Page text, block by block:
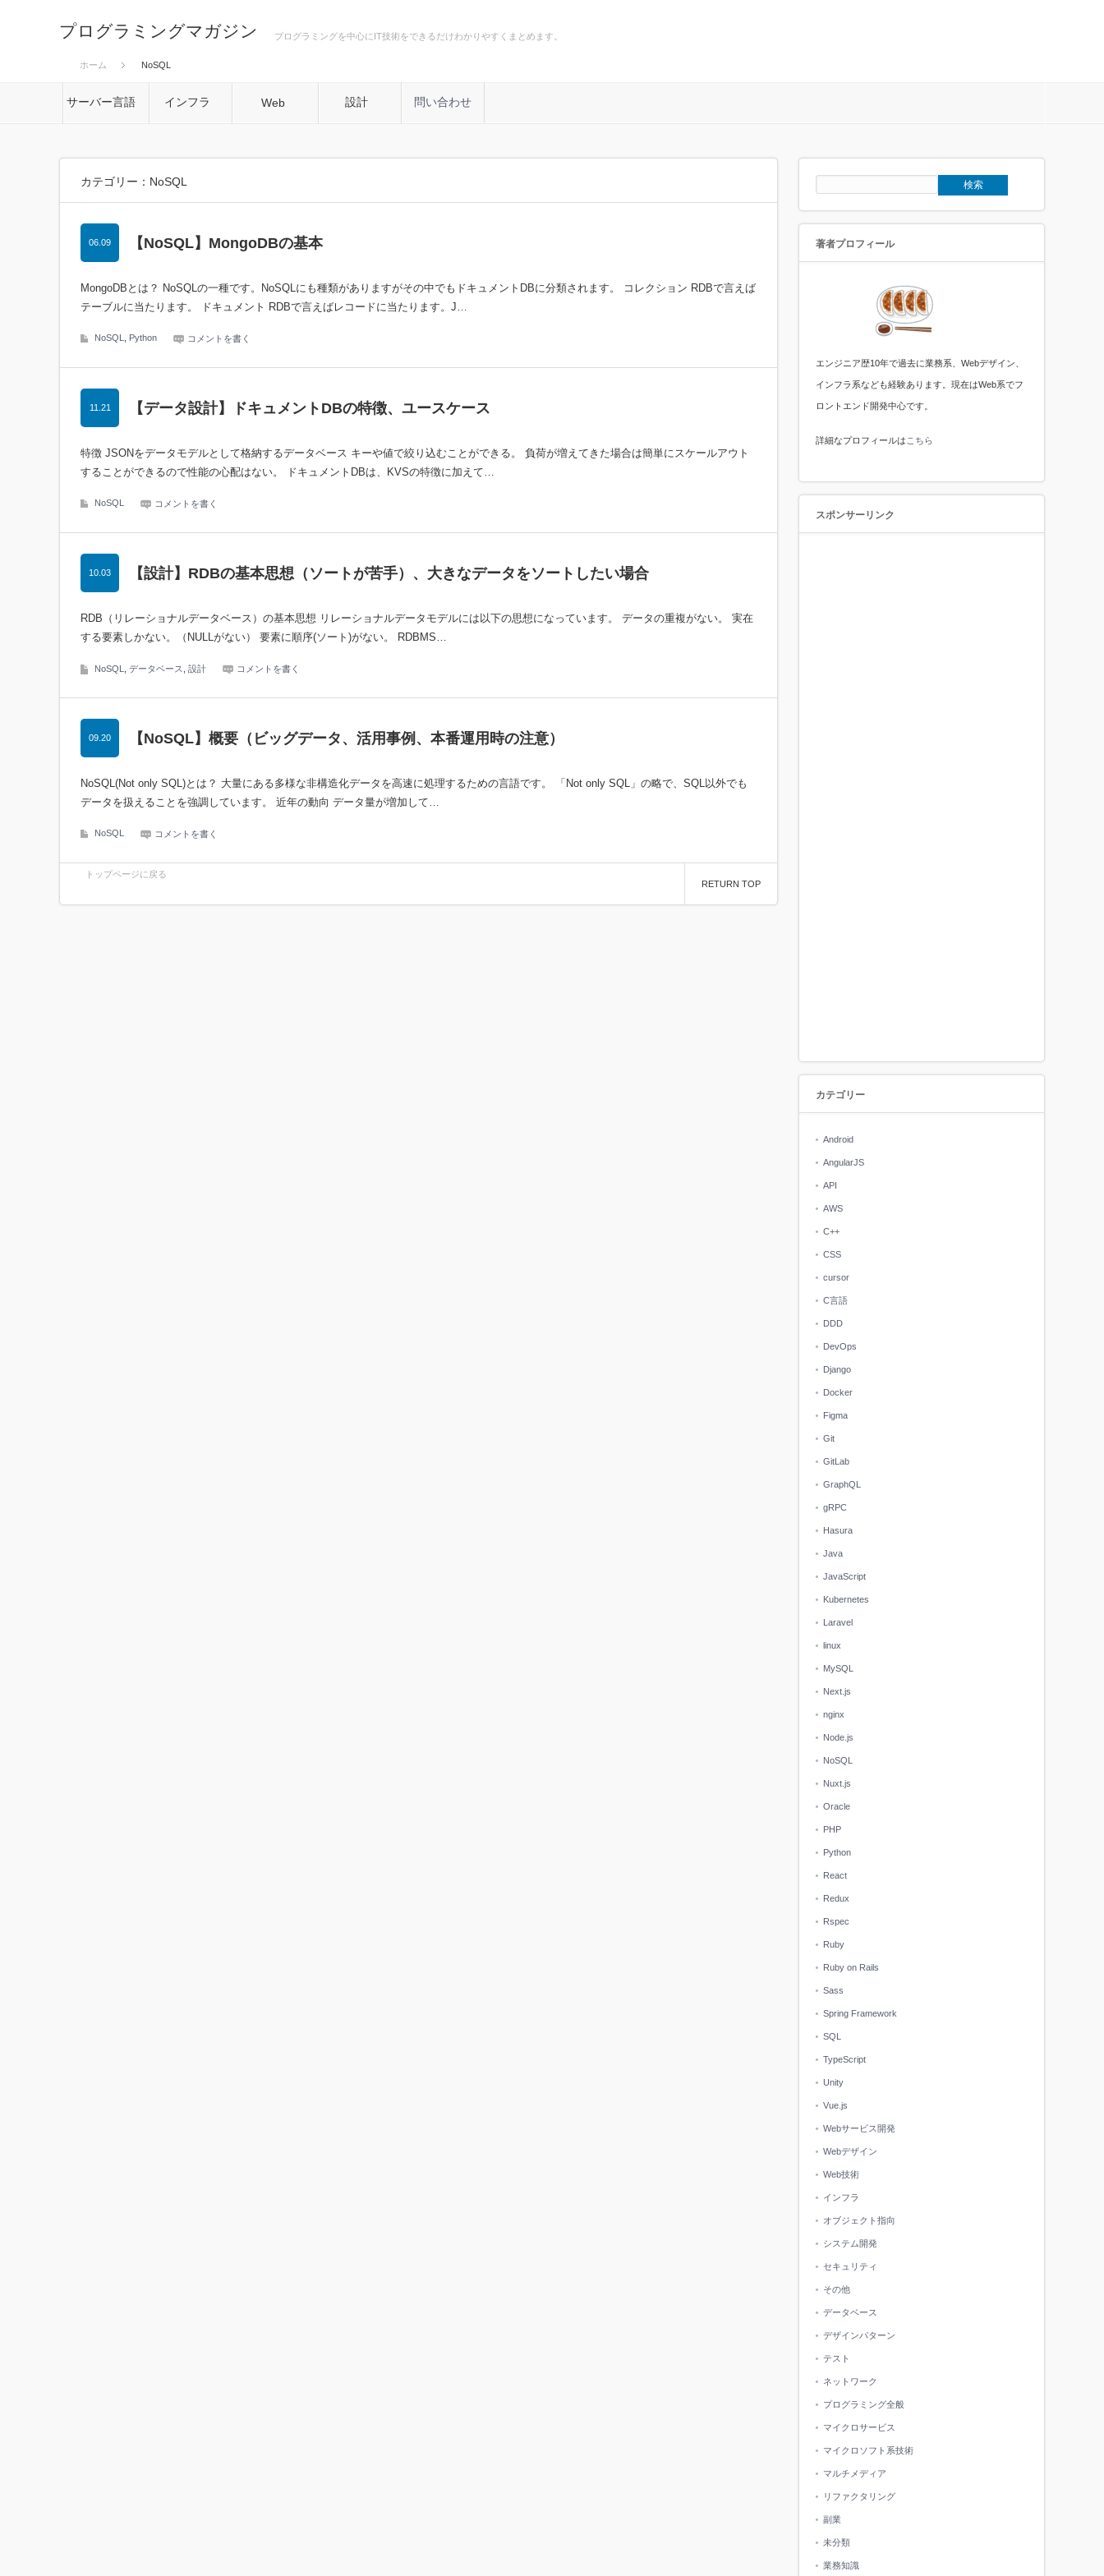
プログラミングマガジン プログラミングを中心にIT技術をできるだけわかりやすくまとめます。
ホーム NoSQL
サーバー言語 インフラ Web 設計 問い合わせ
カテゴリー：NoSQL
06.09 【NoSQL】MongoDBの基本
MongoDBとは？ NoSQLの一種です。NoSQLにも種類がありますがその中でもドキュメントDBに分類されます。 コレクション RDBで言えば
テーブルに当たります。 ドキュメント RDBで言えばレコードに当たります。J…
NoSQL Python コメントを書く
11.21 【データ設計】ドキュメントDBの特徴、ユースケース
特徴 JSONをデータモデルとして格納するデータベース キーや値で絞り込むことができる。 負荷が増えてきた場合は簡単にスケールアウト
することができるので性能の心配はない。 ドキュメントDBは、KVSの特徴に加えて…
NoSQL コメントを書く
10.03 【設計】RDBの基本思想（ソートが苦手）、大きなデータをソートしたい場合
RDB（リレーショナルデータベース）の基本思想 リレーショナルデータモデルには以下の思想になっています。 データの重複がない。 実在
する要素しかない。（NULLがない） 要素に順序(ソート)がない。 RDBMS…
NoSQL データベース 設計 コメントを書く
09.20 【NoSQL】概要（ビッグデータ、活用事例、本番運用時の注意）
NoSQL(Not only SQL)とは？ 大量にある多様な非構造化データを高速に処理するための言語です。 「Not only SQL」の略で、SQL以外でも
データを扱えることを強調しています。 近年の動向 データ量が増加して…
NoSQL コメントを書く
トップページに戻る
RETURN TOP
著者プロフィール
エンジニア歴10年で過去に業務系、Webデザイン、
インフラ系なども経験あります。現在はWeb系でフ
ロントエンド開発中心です。
詳細なプロフィールは こちら
スポンサーリンク
カテゴリー
Android
AngularJS
API
AWS
C++
CSS
cursor
C言語
DDD
DevOps
Django
Docker
Figma
Git
GitLab
GraphQL
gRPC
Hasura
Java
JavaScript
Kubernetes
Laravel
linux
MySQL
Next.js
nginx
Node.js
NoSQL
Nuxt.js
Oracle
PHP
Python
React
Redux
Rspec
Ruby
Ruby on Rails
Sass
Spring Framework
SQL
TypeScript
Unity
Vue.js
Webサービス開発
Webデザイン
Web技術
インフラ
オブジェクト指向
システム開発
セキュリティ
その他
データベース
デザインパターン
テスト
ネットワーク
プログラミング全般
マイクロサービス
マイクロソフト系技術
マルチメディア
リファクタリング
副業
未分類
業務知識